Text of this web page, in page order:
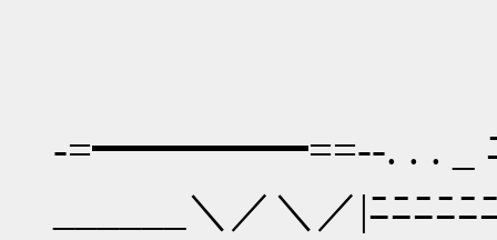
-=━━━━━==--. . . _ ﾆﾆ
______＼／＼／|ﾆﾆﾆﾆ